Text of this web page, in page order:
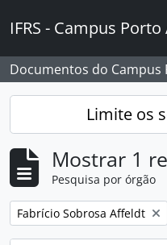
IFRS - Campus
Documentos do Campus
Limite os
Mostrar 1
Pesquisa por órgão
Remover filtro:
Fabrício Sobrosa Affeldt